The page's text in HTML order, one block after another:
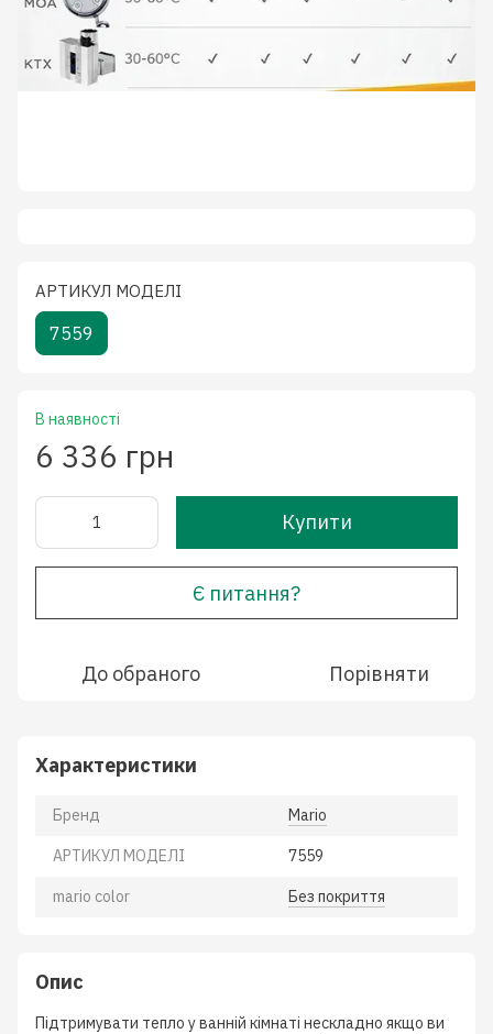
АРТИКУЛ МОДЕЛІ
7559
В наявності
6 336 грн
Купити
Є питання?
До обраного Порівняти
Характеристики
Бренд Mario
АРТИКУЛ МОДЕЛІ 7559
mario color Без покриття
Опис
Підтримувати тепло у ванній кімнаті нескладно якщо ви